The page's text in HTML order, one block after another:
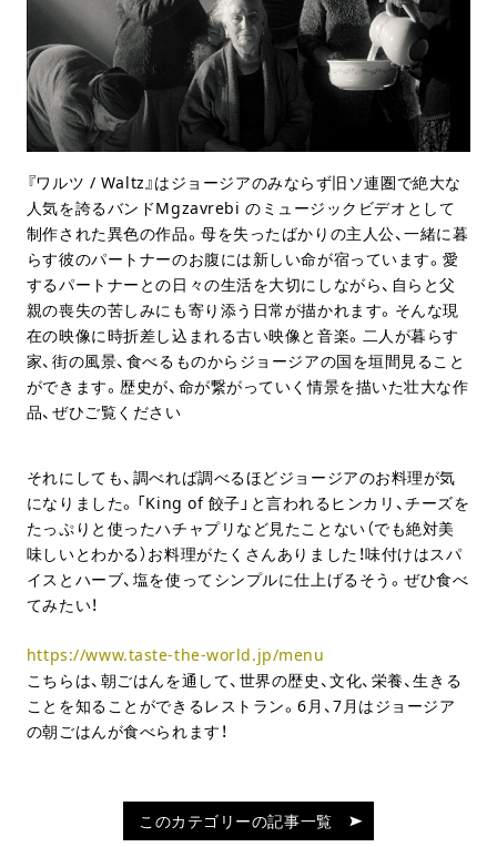
『ワルツ / Waltz』はジョージアのみならず旧ソ連圏で絶大な
人気を誇るバンドMgzavrebi のミュージックビデオとして
制作された異色の作品。母を失ったばかりの主人公、一緒に暮
らす彼のパートナーのお腹には新しい命が宿っています。愛
するパートナーとの日々の生活を大切にしながら、自らと父
親の喪失の苦しみにも寄り添う日常が描かれます。そんな現
在の映像に時折差し込まれる古い映像と音楽。二人が暮らす
家、街の風景、食べるものからジョージアの国を垣間見ること
ができます。歴史が、命が繋がっていく情景を描いた壮大な作
品、ぜひご覧ください
それにしても、調べれば調べるほどジョージアのお料理が気
になりました。「King of 餃子」と言われるヒンカリ、チーズを
たっぷりと使ったハチャプリなど見たことない（でも絶対美
味しいとわかる）お料理がたくさんありました！味付けはスパ
イスとハーブ、塩を使ってシンプルに仕上げるそう。ぜひ食べ
てみたい！
https://www.taste-the-world.jp/menu
こちらは、朝ごはんを通して、世界の歴史、文化、栄養、生きる
ことを知ることができるレストラン。6月、7月はジョージア
の朝ごはんが食べられます！
このカテゴリーの記事一覧